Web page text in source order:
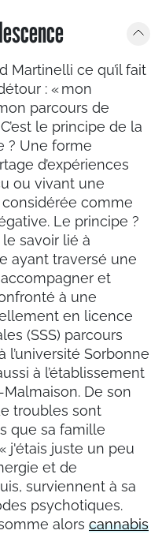
Martinelli ce qu’il fait
: « mon
parcours de
le principe de la
? Une forme
d’expériences
ou vivant une
comme
Le principe ?
savoir lié à
ayant traversé une
et
à une
en licence
(SSS) parcours
l’université Sorbonne
à l’établissement
De son
troubles sont
que sa famille
j'étais juste un peu
et de
surviennent à sa
psychotiques.
alors cannabis